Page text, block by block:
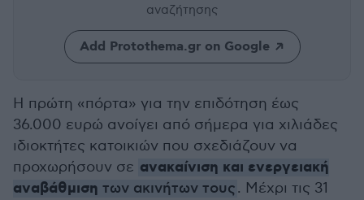
αναζήτησης
Add Protothema.gr on Google
Η πρώτη «πόρτα» για την επιδότηση έως
36.000 ευρώ ανοίγει από σήμερα για χιλιάδες
ιδιοκτήτες κατοικιών που σχεδιάζουν να
προχωρήσουν σε ανακαίνιση και ενεργειακή
αναβάθμιση των ακινήτων τους. Μέχρι τις 31